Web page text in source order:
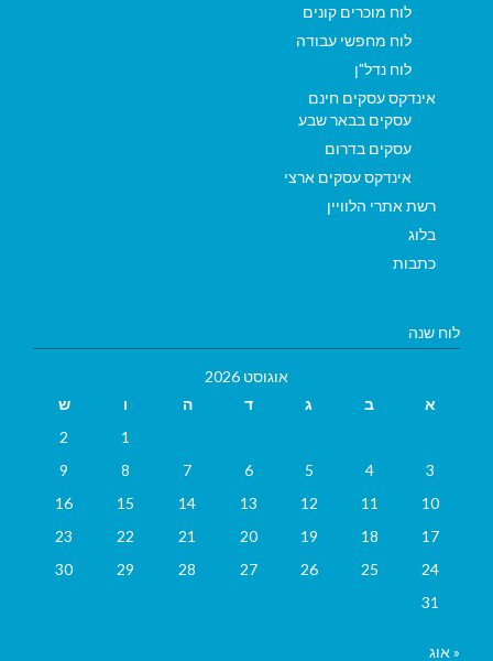
לוח מוכרים קונים
לוח מחפשי עבודה
לוח נדל"ן
אינדקס עסקים חינם
עסקים בבאר שבע
עסקים בדרום
אינדקס עסקים ארצי
רשת אתרי הלוויין
בלוג
כתבות
לוח שנה
אוגוסט 2026
א
ב ג ד ה ו
ש
1
2
3
4
5
6
7
8
9
10
11
12
13
14
15
16
17
18
19
20
21
22
23
24
25
26
27
28
29
30
31
« אוג